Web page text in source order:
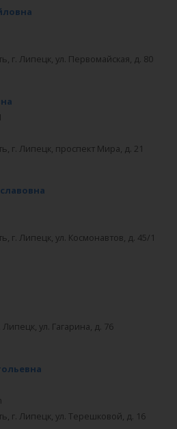
г. Липецк, ул. Первомайская, д. 80
г. Липецк, проспект Мира, д. 21
г. Липецк, ул. Космонавтов, д. 45/1
ул. Гагарина, д. 76
г. Липецк, ул. Терешковой, д. 16